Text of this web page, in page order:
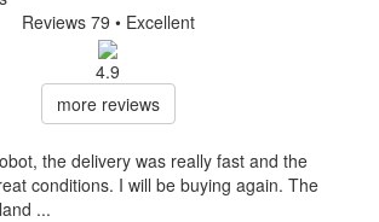
Reviews 79 • Excellent
4.9
more reviews
the delivery was really fast and the
conditions. I will be buying again. The
...